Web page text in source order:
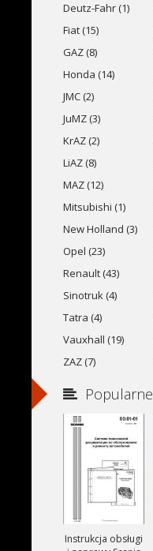
Deutz-Fahr (1)
Fiat (15)
GAZ (8)
Honda (14)
JMC (2)
JuMZ (3)
KrAZ (2)
LiAZ (8)
MAZ (12)
Mitsubishi (1)
New Holland (3)
Opel (23)
Renault (43)
Sinotruk (4)
Tatra (4)
Vauxhall (19)
ZAZ (7)
Popularne
Instrukcja obsługi